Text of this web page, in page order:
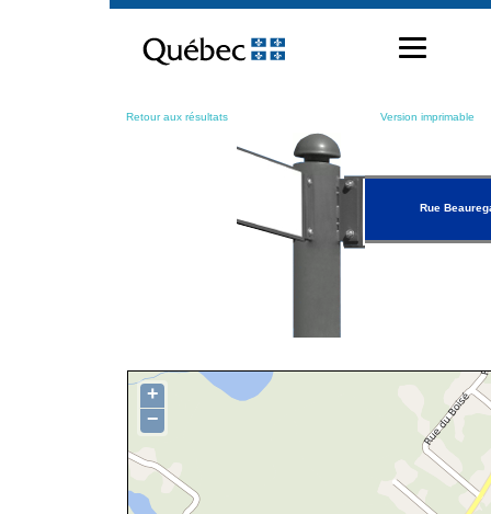
contenu
Retour aux résultats Version imprimable
Rue
+
−